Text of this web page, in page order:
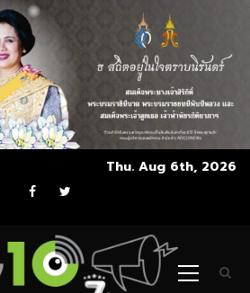
Thu. Aug 6th, 2026
Facebook
Twitter
Primary